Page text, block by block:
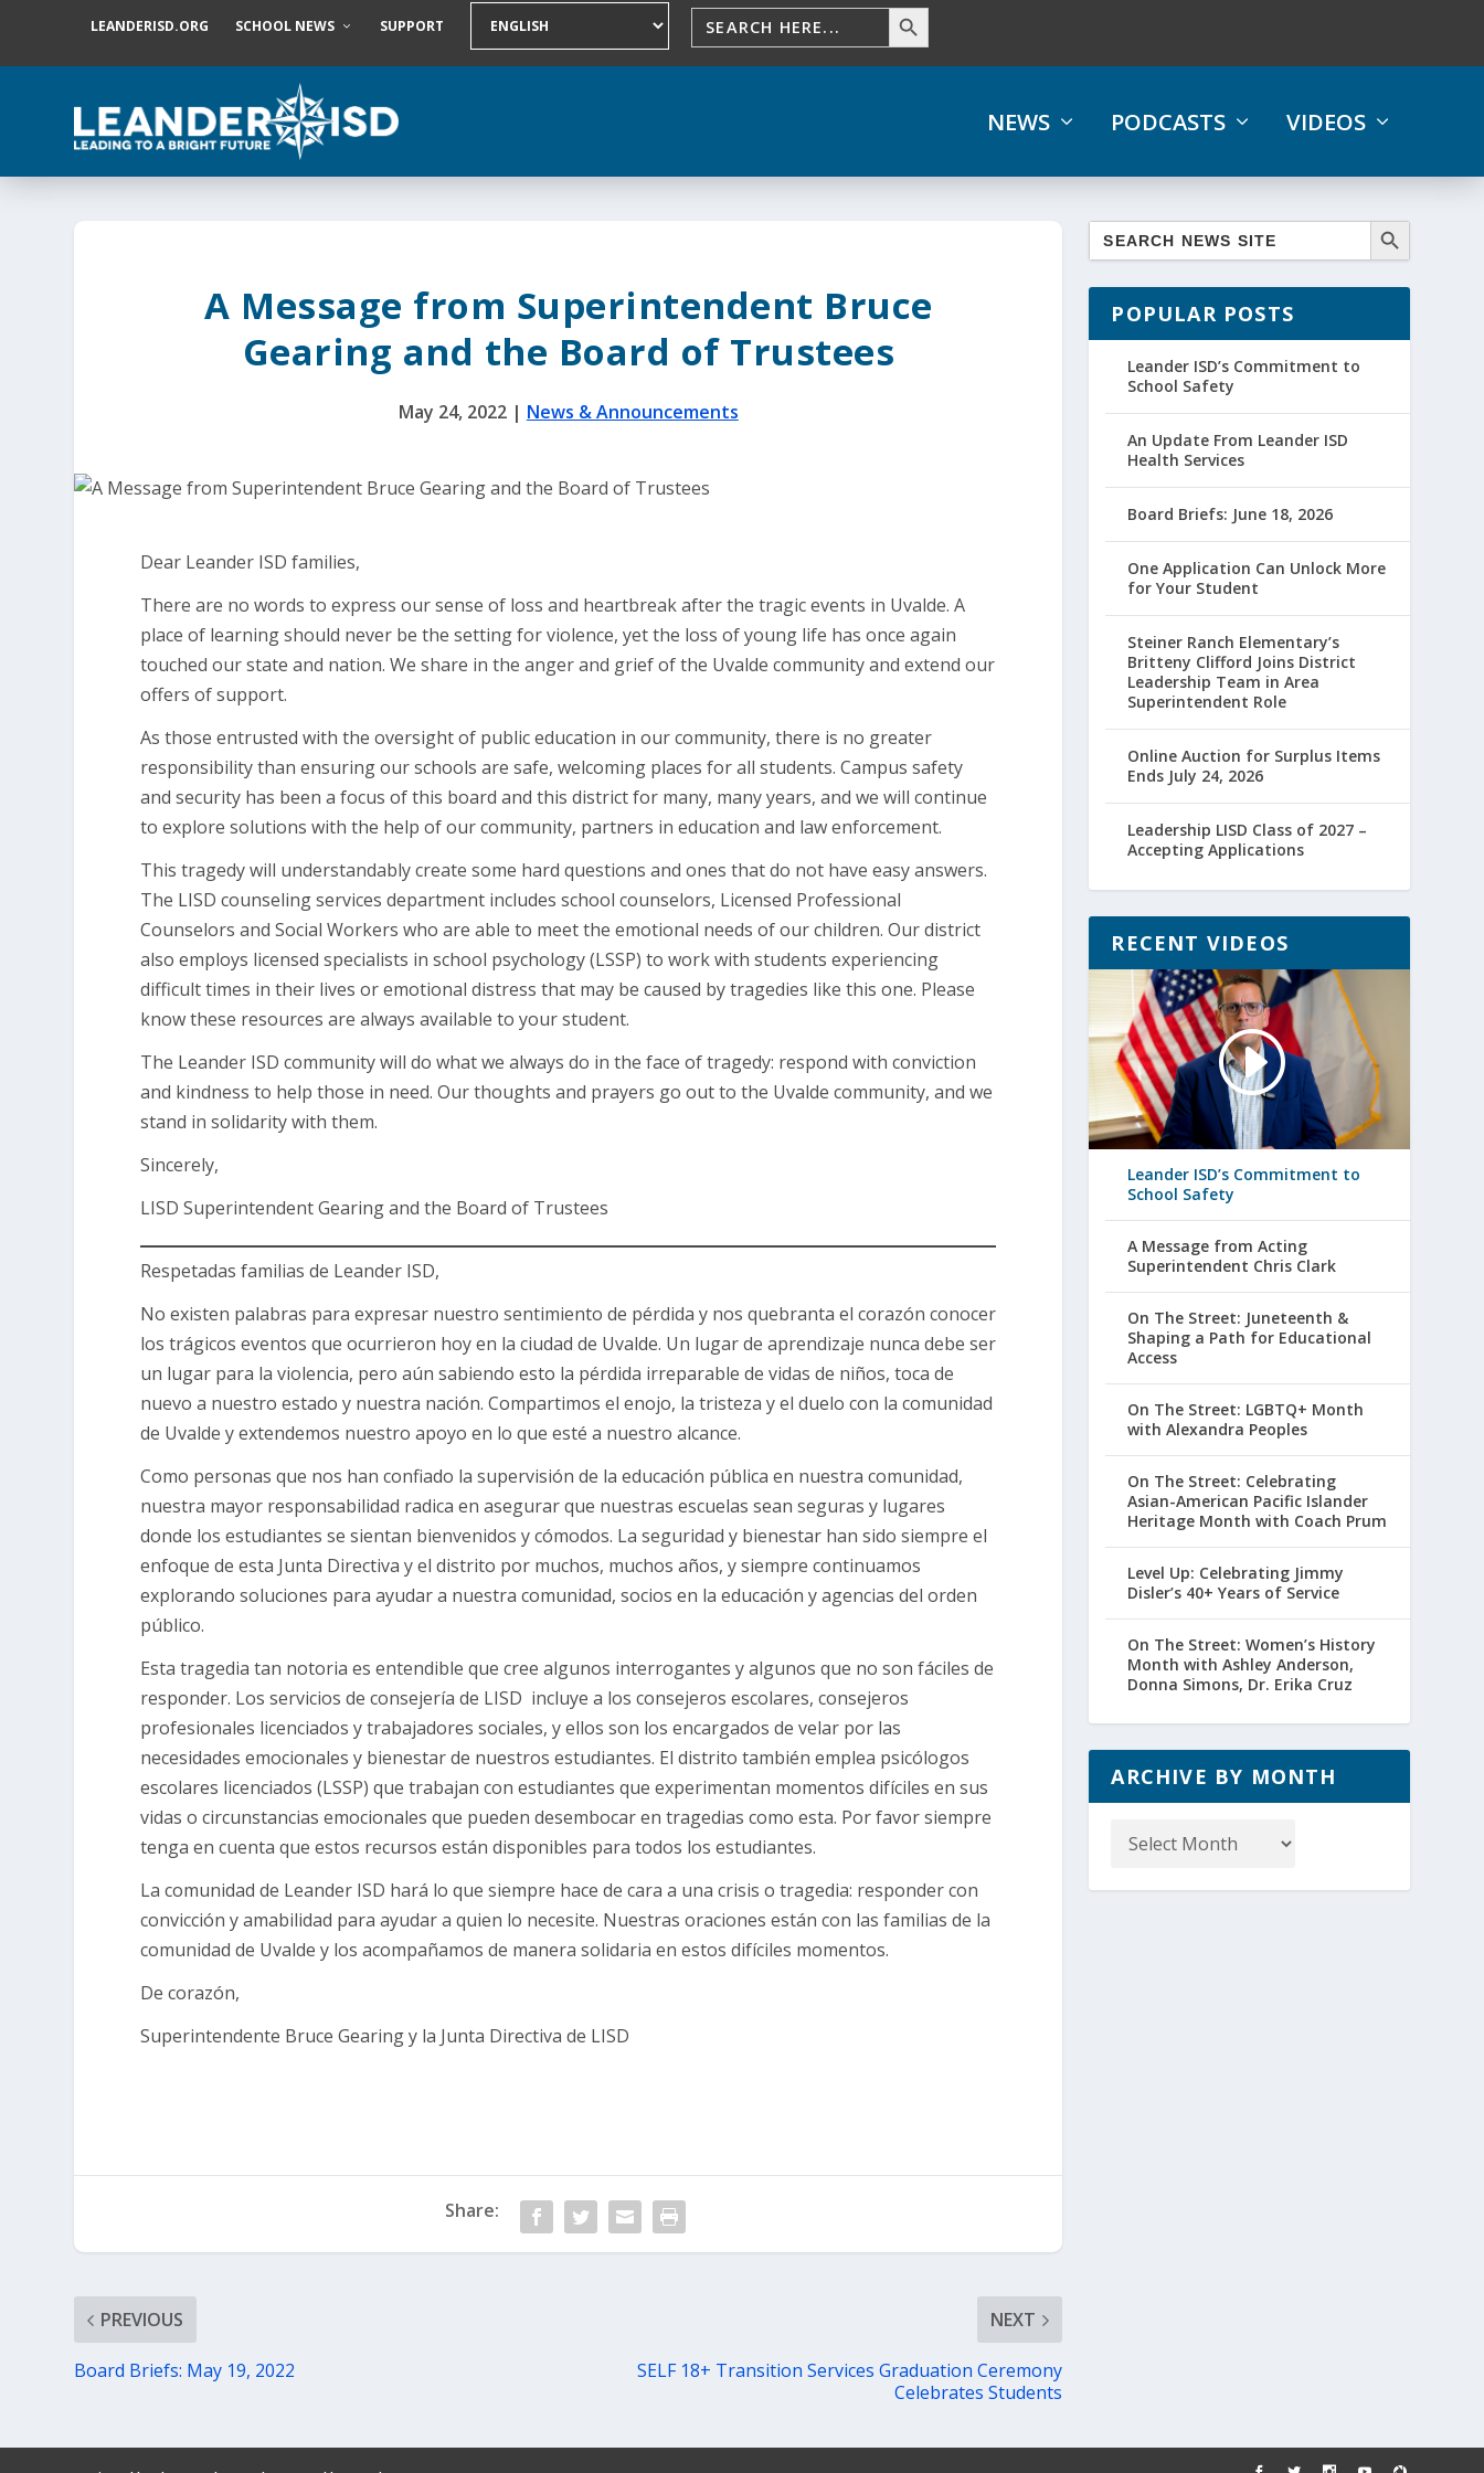
LEANDERISD.ORG SCHOOL NEWS SUPPORT
NEWS PODCASTS VIDEOS
A Message from Superintendent Bruce
Gearing and the Board of Trustees
May 24, 2022| News & Announcements
Dear Leander ISD families,
There are no words to express our sense of loss and heartbreak after the tragic events in Uvalde. A
place of learning should never be the setting for violence, yet the loss of young life has once again
touched our state and nation. We share in the anger and grief of the Uvalde community and extend our
offers of support.
As those entrusted with the oversight of public education in our community, there is no greater
responsibility than ensuring our schools are safe, welcoming places for all students. Campus safety
and security has been a focus of this board and this district for many, many years, and we will continue
to explore solutions with the help of our community, partners in education and law enforcement.
This tragedy will understandably create some hard questions and ones that do not have easy answers.
The LISD counseling services department includes school counselors, Licensed Professional
Counselors and Social Workers who are able to meet the emotional needs of our children. Our district
also employs licensed specialists in school psychology (LSSP) to work with students experiencing
difficult times in their lives or emotional distress that may be caused by tragedies like this one. Please
know these resources are always available to your student.
The Leander ISD community will do what we always do in the face of tragedy: respond with conviction
and kindness to help those in need. Our thoughts and prayers go out to the Uvalde community, and we
stand in solidarity with them.
Sincerely,
LISD Superintendent Gearing and the Board of Trustees
Respetadas familias de Leander ISD,
No existen palabras para expresar nuestro sentimiento de pérdida y nos quebranta el corazón conocer
los trágicos eventos que ocurrieron hoy en la ciudad de Uvalde. Un lugar de aprendizaje nunca debe ser
un lugar para la violencia, pero aún sabiendo esto la pérdida irreparable de vidas de niños, toca de
nuevo a nuestro estado y nuestra nación. Compartimos el enojo, la tristeza y el duelo con la comunidad
de Uvalde y extendemos nuestro apoyo en lo que esté a nuestro alcance.
Como personas que nos han confiado la supervisión de la educación pública en nuestra comunidad,
nuestra mayor responsabilidad radica en asegurar que nuestras escuelas sean seguras y lugares
donde los estudiantes se sientan bienvenidos y cómodos. La seguridad y bienestar han sido siempre el
enfoque de esta Junta Directiva y el distrito por muchos, muchos años, y siempre continuamos
explorando soluciones para ayudar a nuestra comunidad, socios en la educación y agencias del orden
público.
Esta tragedia tan notoria es entendible que cree algunos interrogantes y algunos que no son fáciles de
responder. Los servicios de consejería de LISD incluye a los consejeros escolares, consejeros
profesionales licenciados y trabajadores sociales, y ellos son los encargados de velar por las
necesidades emocionales y bienestar de nuestros estudiantes. El distrito también emplea psicólogos
escolares licenciados (LSSP) que trabajan con estudiantes que experimentan momentos difíciles en sus
vidas o circunstancias emocionales que pueden desembocar en tragedias como esta. Por favor siempre
tenga en cuenta que estos recursos están disponibles para todos los estudiantes.
La comunidad de Leander ISD hará lo que siempre hace de cara a una crisis o tragedia: responder con
convicción y amabilidad para ayudar a quien lo necesite. Nuestras oraciones están con las familias de la
comunidad de Uvalde y los acompañamos de manera solidaria en estos difíciles momentos.
De corazón,
Superintendente Bruce Gearing y la Junta Directiva de LISD
Share:
PREVIOUS
Board Briefs: May 19, 2022
NEXT
SELF 18+ Transition Services Graduation Ceremony
Celebrates Students
POPULAR POSTS
Leander ISD’s Commitment to
School Safety
An Update From Leander ISD
Health Services
Board Briefs: June 18, 2026
One Application Can Unlock More
for Your Student
Steiner Ranch Elementary’s
Britteny Clifford Joins District
Leadership Team in Area
Superintendent Role
Online Auction for Surplus Items
Ends July 24, 2026
Leadership LISD Class of 2027 –
Accepting Applications
RECENT VIDEOS
Leander ISD’s Commitment to
School Safety
A Message from Acting
Superintendent Chris Clark
On The Street: Juneteenth &
Shaping a Path for Educational
Access
On The Street: LGBTQ+ Month
with Alexandra Peoples
On The Street: Celebrating
Asian-American Pacific Islander
Heritage Month with Coach Prum
Level Up: Celebrating Jimmy
Disler’s 40+ Years of Service
On The Street: Women’s History
Month with Ashley Anderson,
Donna Simons, Dr. Erika Cruz
ARCHIVE BY MONTH